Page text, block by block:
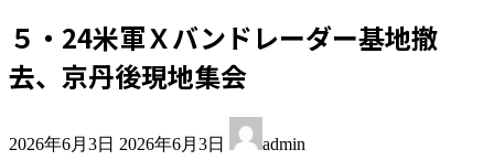
５・24米軍Ｘバンドレーダー基地撤
去、京丹後現地集会
2026年6月3日 終
2026年6月3日 admin